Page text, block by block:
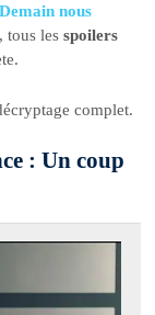
Demain nous
, tous lesspoilers
complet.
: Un coup